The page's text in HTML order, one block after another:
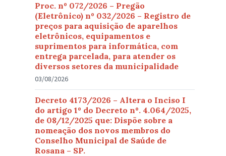
Proc. nº 072/2026 – Pregão
(Eletrônico) nº 032/2026 – Registro de
preços para aquisição de aparelhos
eletrônicos, equipamentos e
suprimentos para informática, com
entrega parcelada, para atender os
diversos setores da municipalidade
03/08/2026
Decreto 4173/2026 – Altera o Inciso I
do artigo 1º do Decreto nº. 4.064/2025,
de 08/12/2025 que: Dispõe sobre a
nomeação dos novos membros do
Conselho Municipal de Saúde de
Rosana – SP.